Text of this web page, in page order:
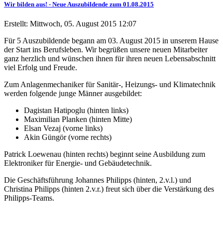
Wir bilden aus! - Neue Auszubildende zum 01.08.2015
Erstellt: Mittwoch, 05. August 2015 12:07
Für 5 Auszubildende begann am 03. August 2015 in unserem Hause
der Start ins Berufsleben. Wir begrüßen unsere neuen Mitarbeiter
ganz herzlich und wünschen ihnen für ihren neuen Lebensabschnitt
viel Erfolg und Freude.
Zum Anlagenmechaniker für Sanitär-, Heizungs- und Klimatechnik
werden folgende junge Männer ausgebildet:
Dagistan Hatipoglu (hinten links)
Maximilian Planken (hinten Mitte)
Elsan Vezaj (vorne links)
Akin Güngör (vorne rechts)
Patrick Loewenau (hinten rechts) beginnt seine Ausbildung zum
Elektroniker für Energie- und Gebäudetechnik.
Die Geschäftsführung Johannes Philipps (hinten, 2.v.l.) und
Christina Philipps (hinten 2.v.r.) freut sich über die Verstärkung des
Philipps-Teams.